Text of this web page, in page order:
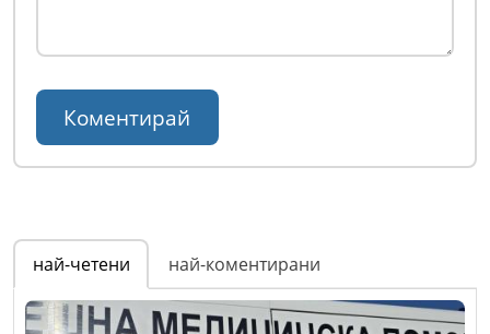
най-четени най-коментирани